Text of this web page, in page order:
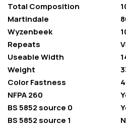
Total Composition
Martindale
Wyzenbeek
Repeats
Useable Width
Weight
Color Fastness
NFPA 260
BS 5852 source 0
BS 5852 source 1